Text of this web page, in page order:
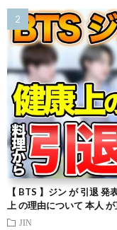
【 BTS 】ジン が 引退
上 の理由について 本人 が
JIN